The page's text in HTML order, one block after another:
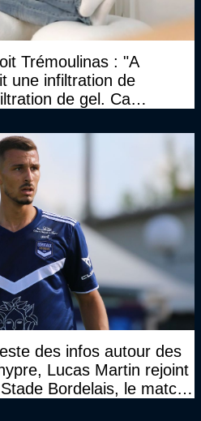
Trémoulinas : "A
une infiltration de
de gel. Ca
des infos autour des
Lucas Martin rejoint
Bordelais, le match